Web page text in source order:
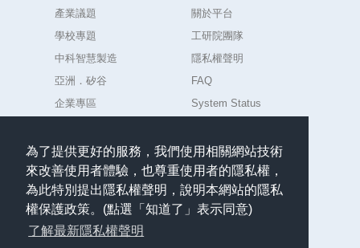
為了提供更好的服務，我們使用相關網站技術
來改善使用者體驗，也尊重使用者的隱私權，
為此特別提出隱私權聲明，說明本網站的隱私
權保護政策。(點選「知道了」表示同意)
了解最新隱私權聲明
產業議題
學校專題
中科智慧製造
亞洲．矽谷
企業專區
關於平台
工研院團隊
隱私權聲明
FAQ
System Status
聯絡
任何意見或問題請聯絡
admin.AIdea@itri.org.tw